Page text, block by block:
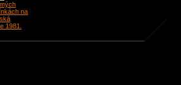
na
1981.